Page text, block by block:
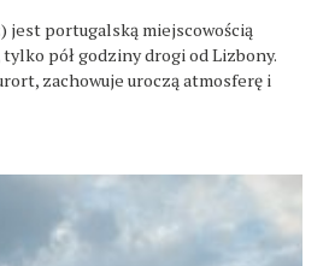
jest portugalską miejscowością
tylko pół godziny drogi od Lizbony.
zachowuje uroczą atmosferę i